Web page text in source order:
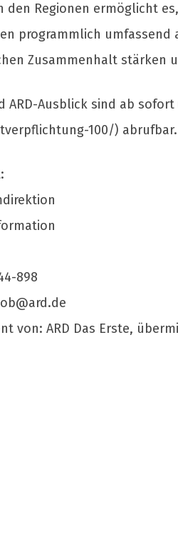
den Regionen ermöglicht
programmlich
Zusammenhalt stärken
ARD-Ausblick sind ab
100/) abrufbar.
898
von: ARD Das Erste,